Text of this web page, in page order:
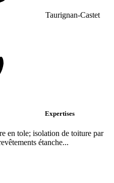
Taurignan-Castet
Expertises
en tole; isolation de toiture par
étanche...